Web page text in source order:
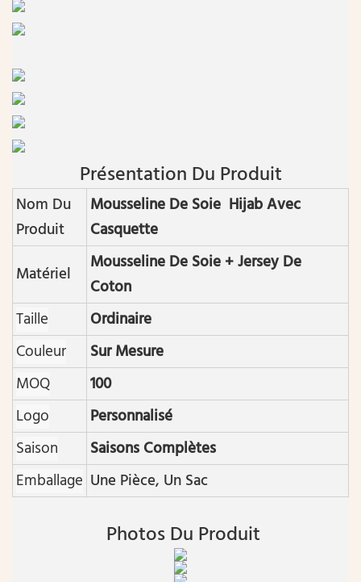
Présentation Du Produit
Nom Du
Produit
Mousseline De Soie Hijab Avec
Casquette
Matériel
Mousseline De Soie + Jersey De
Coton
Taille
Ordinaire
Couleur
Sur Mesure
MOQ
100
Logo
Personnalisé
Saison
Saisons Complètes
Emballage Une Pièce, Un Sac
Photos Du Produit